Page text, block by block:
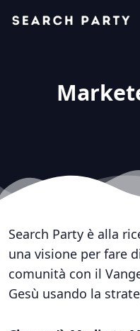
Search Party è alla
una visione per fare
comunità con il
Gesù usando la